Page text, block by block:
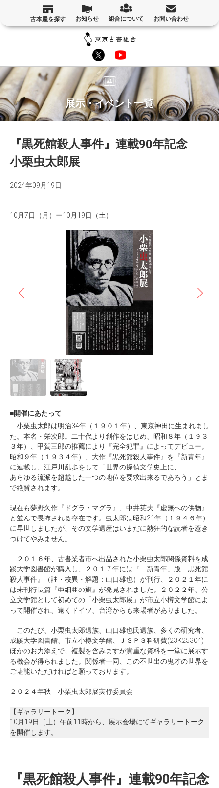
古本屋を探す お知らせ 組合について お問い合わせ
展示・イベント一覧
『黒死館殺人事件』連載90年記念
小栗虫太郎展
2024年09月19日
10月7日（月）ー10月19日（土）
■開催にあたって
小栗虫太郎は明治34年（１９０１年）、東京神田に生まれまし
た。本名・栄次郎。二十代より創作をはじめ、昭和８年（１９３
３年）、甲賀三郎の推薦により『完全犯罪』によってデビュー。
昭和９年（１９３４年）、大作『黒死館殺人事件』を『新青年』
に連載し、江戸川乱歩をして「世界の探偵文学史上に、
あらゆる流派を超越した一つの地位を要求出来るであろう」とま
で絶賛されます。
現在も夢野久作『ドグラ・マグラ』、中井英夫『虚無への供物』
と並んで畏怖される存在です。虫太郎は昭和21年（１９４６年）
に早世しましたが、その文学遺産はいまだに熱狂的な読者を惹き
つけてやみません。
２０１６年、古書業者市へ出品された小栗虫太郎関係資料を成
蹊大学図書館が購入し、２０１７年には『「新青年」版 黒死館
殺人事件』（註・校異・解題：山口雄也）が刊行、２０２１年に
は未刊行長篇『亜細亜の旗』が発見されました。２０２２年、公
立文学館として初めての「小栗虫太郎展」が市立小樽文学館によ
って開催され、遠くドイツ、台湾からも来場者がありました。
このたび、小栗虫太郎遺族、山口雄也氏遺族、多くの研究者、
成蹊大学図書館、市立小樽文学館、ＪＳＰＳ科研費(23K25304)
ほかのお力添えで、複製を含みますが貴重な資料を一堂に展示す
る機会が得られました。関係者一同、この不世出の鬼才の世界を
ご堪能いただければと願っております。
２０２４年秋 小栗虫太郎展実行委員会
【ギャラリートーク】
10月19日（土）午前11時から、展示会場にてギャラリートーク
を開催します。
『黒死館殺人事件』連載90年記念